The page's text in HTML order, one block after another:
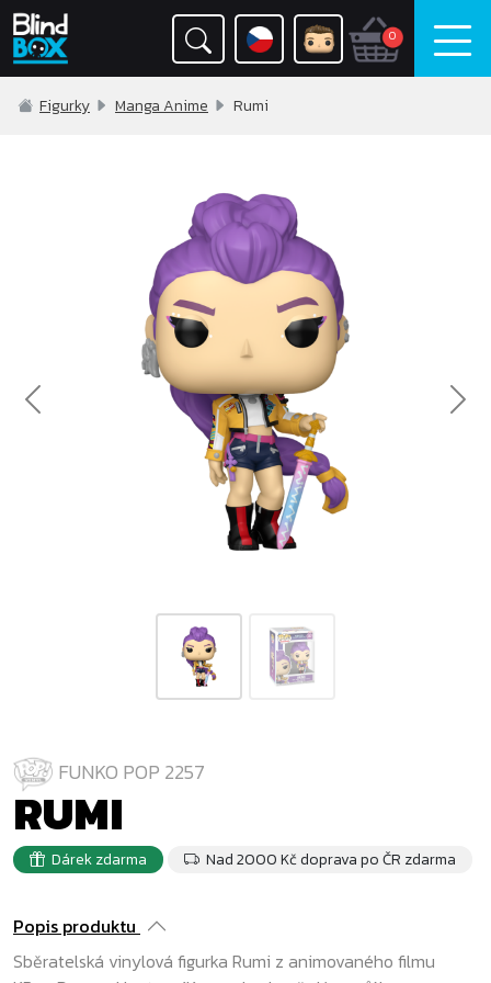
0
Figurky Manga Anime Rumi
Previous
FUNKO POP 2257
RUMI
Dárek zdarma Nad 2000 Kč doprava po ČR zdarma
Popis produktu
Sběratelská vinylová figurka Rumi z animovaného filmu